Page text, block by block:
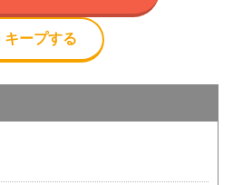
キープする